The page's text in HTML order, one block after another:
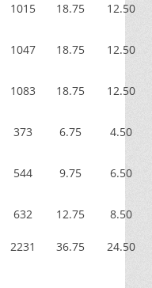
1015 18.75 12.50
1047 18.75 12.50
1083 18.75 12.50
373 6.75 4.50
544 9.75 6.50
632 12.75 8.50
2231 36.75 24.50